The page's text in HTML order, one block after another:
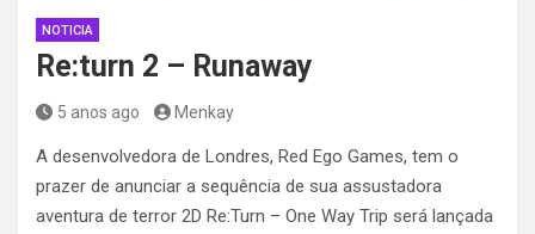
NOTICIA
Re:turn 2 – Runaway
5 anos ago Menkay
A desenvolvedora de Londres, Red Ego Games, tem o
prazer de anunciar a sequência de sua assustadora
aventura de terror 2D Re:Turn – One Way Trip será lançada